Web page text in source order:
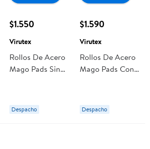
$1.550
Virutex
Rollos De Acero
Mago Pads Sin
Despacho
$1.590
Virutex
Rollos De Acero
Mago Pads Con
Despacho